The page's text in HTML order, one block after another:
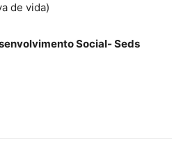
de vida)
Social- Seds